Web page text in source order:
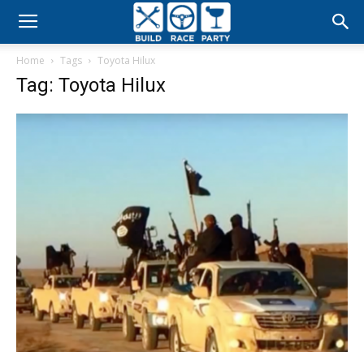
Build
Party
Home Tags Toyota Hilux
Tag: Toyota Hilux